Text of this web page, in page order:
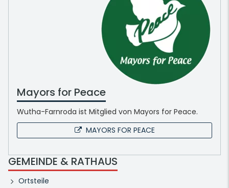
Mayors for Peace
Wutha-Farnroda ist Mitglied von Mayors for Peace.
MAYORS FOR PEACE
GEMEINDE & RATHAUS
Ortsteile